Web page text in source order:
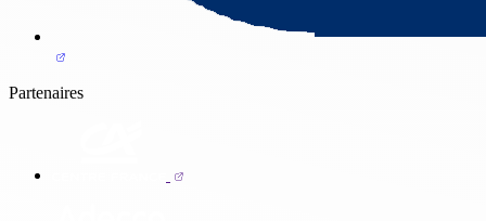
Partenaires